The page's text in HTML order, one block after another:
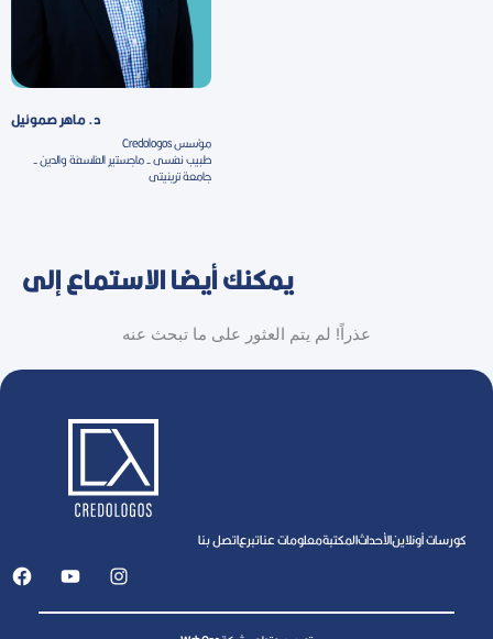
د. ماهر صموئيل
مؤسس Credologos
طبيب نفسى - ماجستير الفلسفة والدين -
جامعة ترينيتى
يمكنك أيضا الاستماع إلى
عذراً! لم يتم العثور على ما تبحث عنه
كورسات أونلايناﻷحداثالمكتبةمعلومات عناتبرعاتصل بنا